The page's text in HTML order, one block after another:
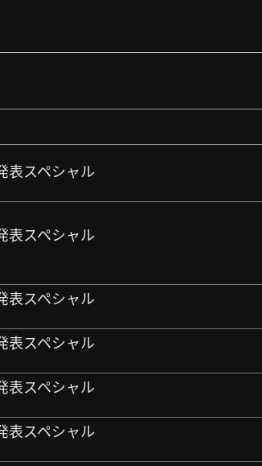
表スペシャル
表スペシャル
表スペシャル
表スペシャル
表スペシャル
表スペシャル